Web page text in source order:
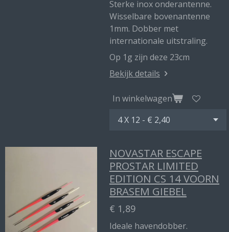
Sterke inox onderantenne.
Wisselbare bovenantenne
1mm. Dobber met
internationale uitstraling.
Op 1g zijn deze 23cm
Bekijk details
In winkelwagen
NOVASTAR ESCAPE
PROSTAR LIMITED
EDITION CS 14 VOORN
BRASEM GIEBEL
€ 1,89
Ideale havendobber.